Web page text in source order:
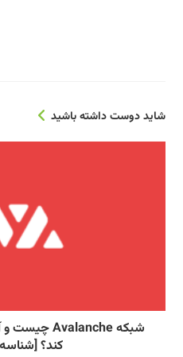
داشته باشید
کند؟ [شناسه: KB6290]